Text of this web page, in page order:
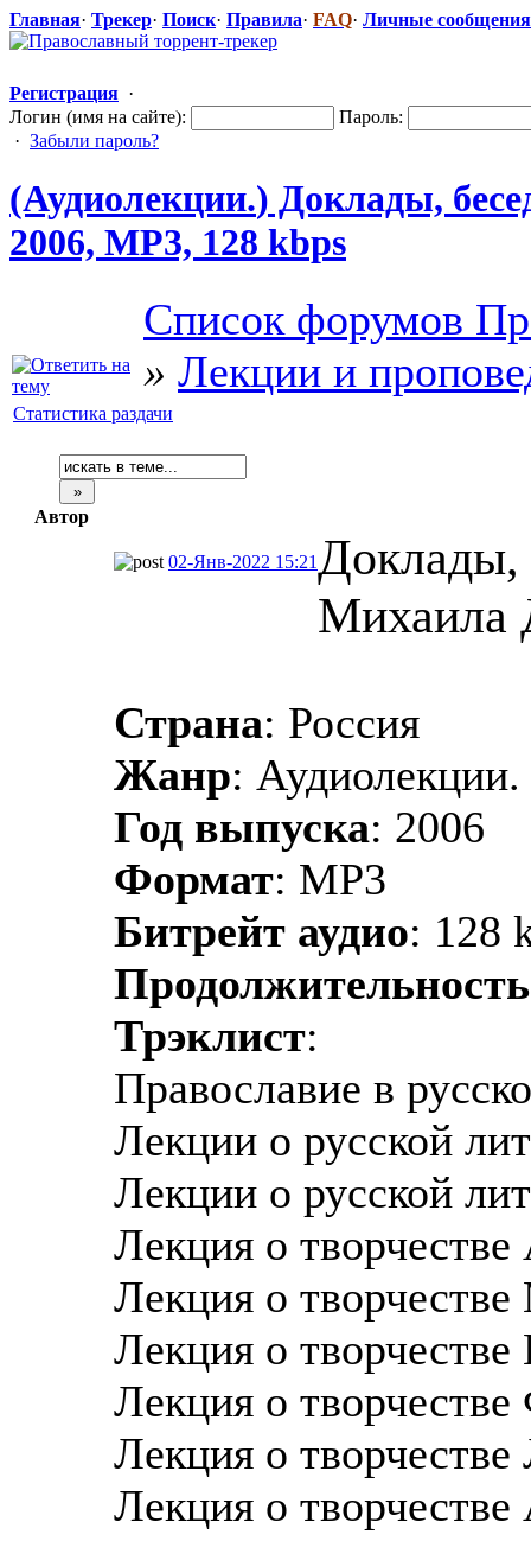
Главная· Трекер· Поиск· Правила· FAQ· Личные сообщения
Регистрация ·
Логин (имя на сайте):
Пароль:
· Забыли пароль?
(Аудиолекции.​) Доклады,
2006, MP3, 128 kbps
Список форумов
» Лекции и
Статистика раздачи
Автор
02-Янв-2022 15:21Доклады,
Михаила
Страна: Россия
Жанр: Аудиолекции.
Год выпуска: 2006
Формат: MP3
Битрейт аудио: 128
Продолжительность
Трэклист:
Православие в
Лекции о русской
Лекции о русской
Лекция о
Лекция о
Лекция о
Лекция о
Лекция о
Лекция о